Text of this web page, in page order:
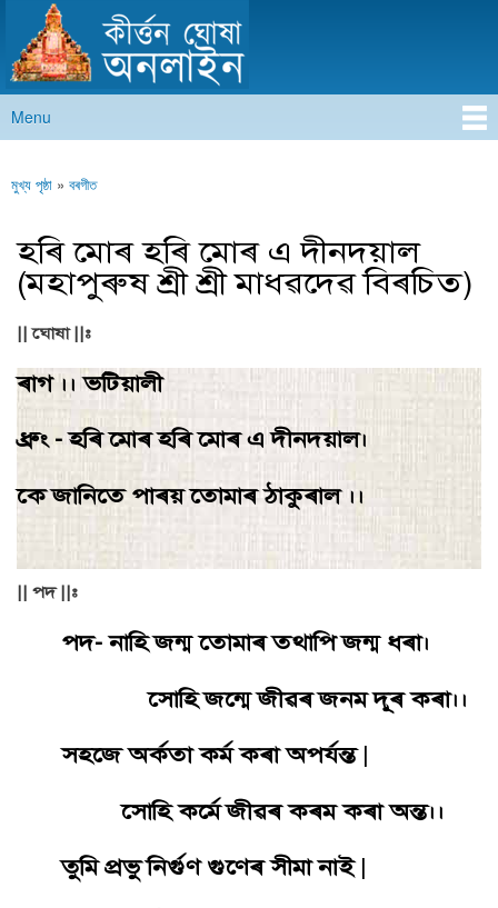
main
content
কীৰ্ত্তন ঘোষা অনলাইন
Main menu
Menu
You are here
মুখ্য পৃষ্ঠা » বৰগীত
হৰি মােৰ হৰি মােৰ এ দীনদয়াল
(মহাপুৰুষ শ্ৰী শ্ৰী মাধৱদেৱ বিৰচিত)
|| ঘোষা ||:
ৰাগ ।। ভটিয়ালী
ধ্রুং - হৰি মোৰ হৰি মোৰ এ দীনদয়াল।
কে জানিতে পাৰয় তোমাৰ ঠাকুৰাল ।।
|| পদ ||:
পদ- নাহি জন্ম তোমাৰ তথাপি জন্ম ধৰা।
সোহি জন্মে জীৱৰ জনম দূৰ কৰা।।
সহজে অৰ্কতা কৰ্ম কৰা অপৰ্যন্ত|
সোহি কৰ্মে জীৱৰ কৰম কৰা অন্ত।।
তুমি প্ৰভু নিৰ্গুণ গুণেৰ সীমা নাই|